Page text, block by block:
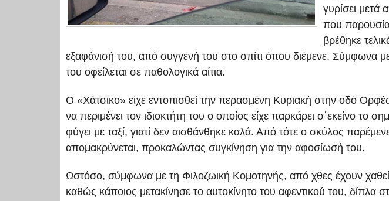
γυρίσει μετά
που
βρέθηκε
εξαφάνισή του, από συγγενή του στο σπίτι όπου διέμενε. Σύμφωνα με
του οφείλεται σε παθολογικά αίτια.
Ο «Χάτσικο» είχε εντοπισθεί την περασμένη Κυριακή στην οδό
να περιμένει τον ιδιοκτήτη του ο οποίος είχε παρκάρει σ΄εκείνο το
φύγει με ταξί, γιατί δεν αισθάνθηκε καλά. Από τότε ο σκύλος
απομακρύνεται, προκαλώντας συγκίνηση για την αφοσίωσή του.
Ωστόσο, σύμφωνα με τη Φιλοζωική Κομοτηνής, από χθες έχουν χαθεί
καθώς κάποιος μετακίνησε το αυτοκίνητο του αφεντικού του, δίπλα